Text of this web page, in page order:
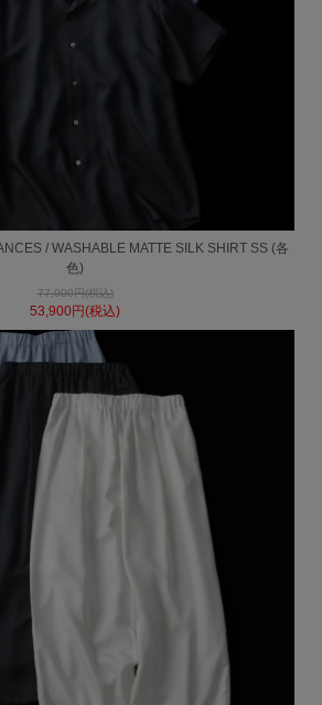
/ WASHABLE MATTE SILK SHIRT SS (各
色)
77,000円(税込)
53,900円(税込)